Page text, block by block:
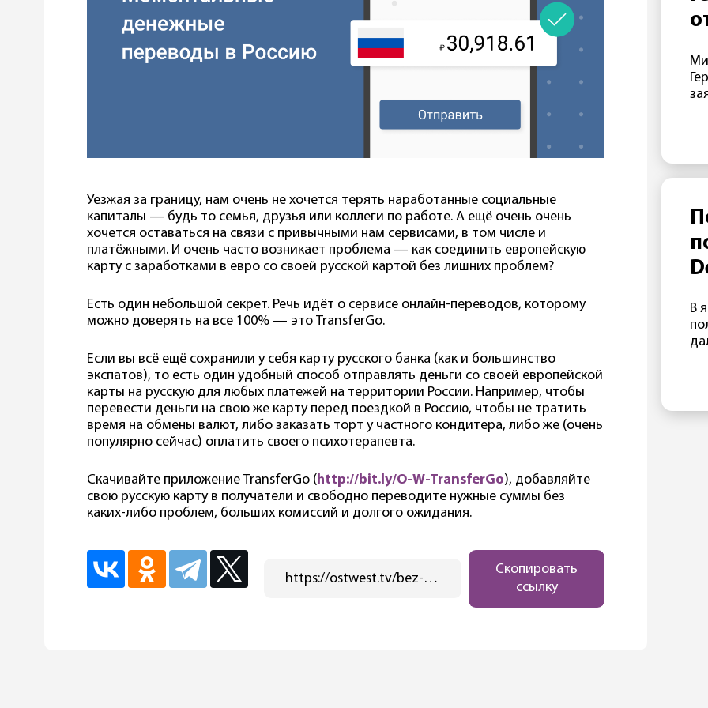
Уезжая за границу, нам очень не хочется терять наработанные социальные
капиталы — будь то семья, друзья или коллеги по работе. А ещё очень очень
хочется оставаться на связи с привычными нам сервисами, в том числе и
платёжными. И очень часто возникает проблема — как соединить европейскую
карту с заработками в евро со своей русской картой без лишних проблем?
Есть один небольшой секрет. Речь идёт о сервисе онлайн-переводов, которому
можно доверять на все 100% — это TransferGo.
Если вы всё ещё сохранили у себя карту русского банка (как и большинство
экспатов), то есть один удобный способ отправлять деньги со своей европейской
карты на русскую для любых платежей на территории России. Например, чтобы
перевести деньги на свою же карту перед поездкой в Россию, чтобы не тратить
время на обмены валют, либо заказать торт у частного кондитера, либо же (очень
популярно сейчас) оплатить своего психотерапевта.
Скачивайте приложение TransferGo ( http://bit.ly/O-W-TransferGo), добавляйте
свою русскую карту в получатели и свободно переводите нужные суммы без
каких-либо проблем, больших комиссий и долгого ожидания.
https://ostwest.tv/bez-rubriki/kak-podruzhit-svoju-russkuju-i-nemeckuju-kartu/
Скопировать
ссылку
В